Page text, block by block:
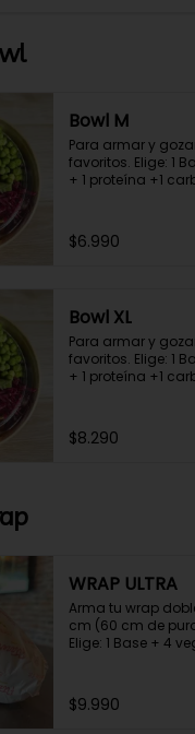
Bowl M
Para armar y
favoritos. Elige: 1
+ 1 proteína +1
$6.990
Bowl XL
Para armar y
favoritos. Elige: 1
+ 1 proteína +1
$8.290
WRAP ULTRA
Arma tu wrap
cm (60 cm de
Elige: 1 Base + 4
$9.990